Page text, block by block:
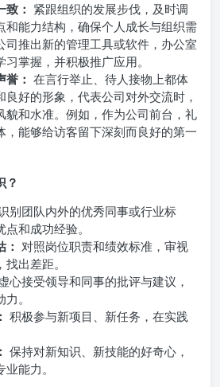
： 紧跟组织的发展步伐，及时调
和能力结构，确保个人成长与组织需
司推出新的管理工具或软件，办公室
掌握，并积极推广应用。
： 在言行举止、待人接物上都体
良好的形象，代表公司对外交流时，
貌和水准。例如，作为公司前台，礼
，能够给访客留下深刻而良好的第一
？
别团队内外的优秀同事或行业标
和成功经验。
对照岗位职责和绩效标准，审视
出差距。
心接受领导和同事的批评与建议，
。
积极参与新项目、新任务，在实践
保持对新知识、新技能的好奇心，
能力。